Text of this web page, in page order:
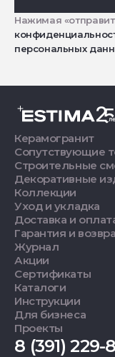
Нажимая
персональных
Керамогранит
Сопутствующие
Строительные
Декоративные
Коллекции
Уход и укладка
Доставка и
Гарантия и
Журнал
Акции
Сертификаты
Каталоги
Инструкции
Для бизнеса
Проекты
8 (391) 229-